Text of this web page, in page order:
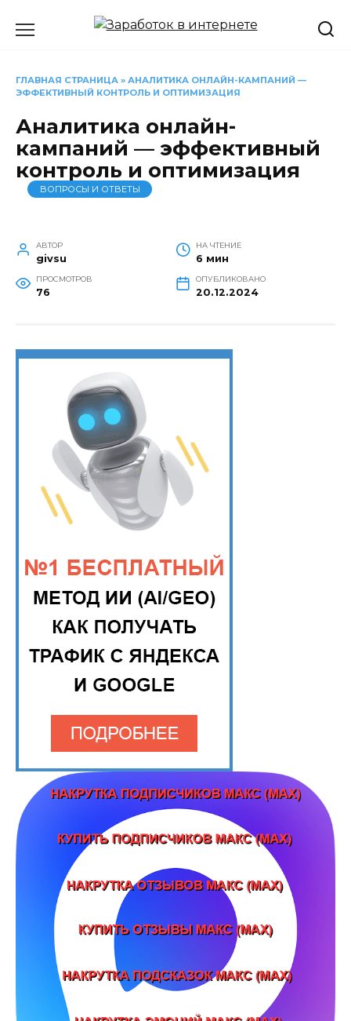
ГЛАВНАЯ СТРАНИЦА » АНАЛИТИКА ОНЛАЙН-КАМПАНИЙ —
ЭФФЕКТИВНЫЙ КОНТРОЛЬ И ОПТИМИЗАЦИЯ
Аналитика онлайн-
кампаний — эффективный
контроль и оптимизация
ВОПРОСЫ И ОТВЕТЫ
АВТОР
givsu
НА ЧТЕНИЕ
6 мин
ПРОСМОТРОВ
76
ОПУБЛИКОВАНО
20.12.2024